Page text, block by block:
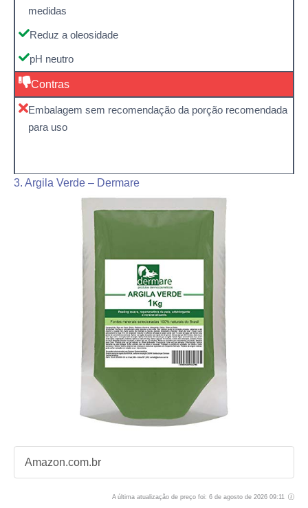
medidas
Reduz a oleosidade
pH neutro
Contras
Embalagem sem recomendação da porção recomendada
para uso
3. Argila Verde – Dermare
Amazon.com.br
A última atualização de preço foi: 6 de agosto de 2026 09:11